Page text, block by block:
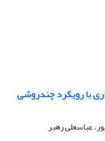
با رویکرد چندروشی
عباسعلی رهبر